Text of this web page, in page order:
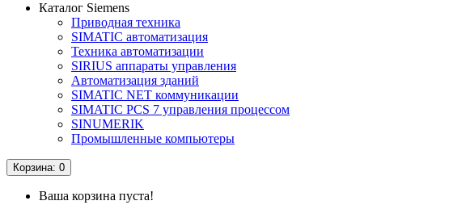
Каталог Siemens
Приводная техника
SIMATIC автоматизация
Техника автоматизации
SIRIUS аппараты управления
Автоматизация зданий
SIMATIC NET коммуникации
SIMATIC PCS 7 управления процессом
SINUMERIK
Промышленные компьютеры
Корзина: 0
Ваша корзина пуста!